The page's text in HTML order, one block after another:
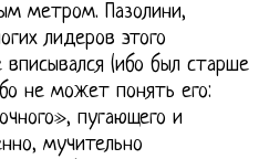
метром. Пазолини,
лидеров этого
(ибо был старше
не может понять его:
пугающего и
мучительно